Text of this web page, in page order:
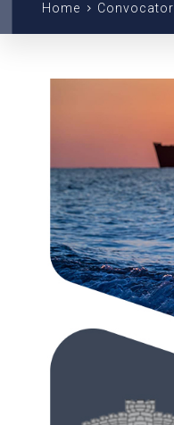
Home Convocator